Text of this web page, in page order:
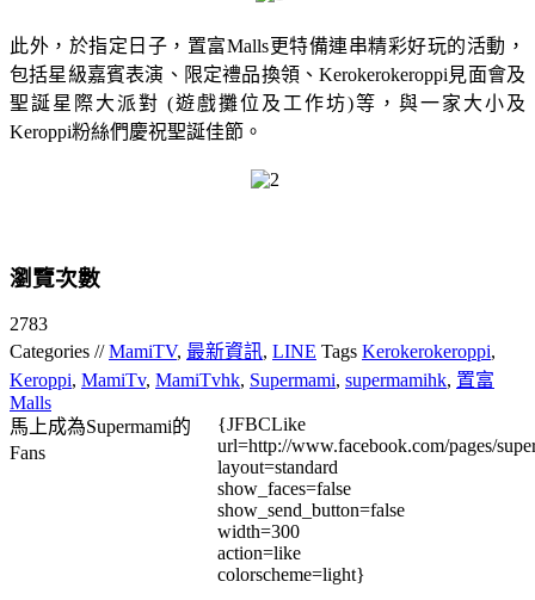
此外，於指定日子，置富Malls更特備連串精彩好玩的活動，
包括星級嘉賓表演、限定禮品換領、Kerokerokeroppi見面會及
聖誕星際大派對 (遊戲攤位及工作坊)等，與一家大小及
Keroppi粉絲們慶祝聖誕佳節。
瀏覽次數
2783
Categories //MamiTV, 最新資訊, LINE Tags Kerokerokeroppi,
Keroppi, MamiTv, MamiTvhk, Supermami, supermamihk, 置富
Malls
馬上成為Supermami的
Fans
{JFBCLike
url=http://www.facebook.com/pages/
layout=standard
show_faces=false
show_send_button=false
width=300
action=like
colorscheme=light}